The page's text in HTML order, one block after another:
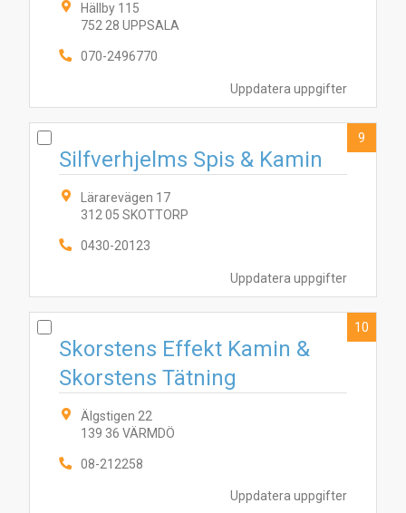
Uppdatera uppgifter
Hällby 115
752 28 UPPSALA
070-2496770
Uppdatera uppgifter
Silfverhjelms Spis & Kamin
Lärarevägen 17
312 05 SKOTTORP
0430-20123
9
Uppdatera uppgifter
Skorstens Effekt Kamin &
Skorstens Tätning
Älgstigen 22
139 36 VÄRMDÖ
08-212258
10